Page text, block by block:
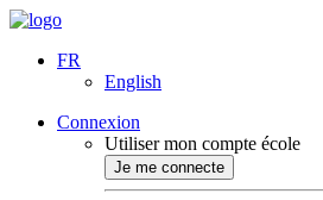
FR
English
Connexion
Utiliser mon compte école
Je me connecte